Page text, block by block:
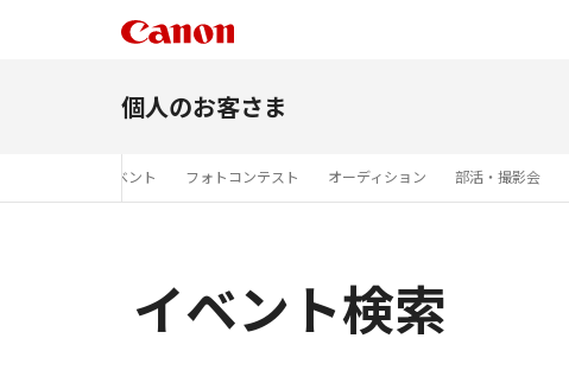
個人のお客さま
商品展示イベント フォトコンテスト オーディション 部活・撮影会
イベント検索